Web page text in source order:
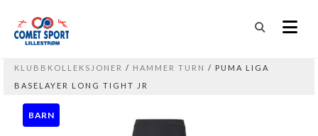
KLUBBKOLLEKSJONER / HAMMER TURN / PUMA LIGA
BASELAYER LONG TIGHT JR
BARN